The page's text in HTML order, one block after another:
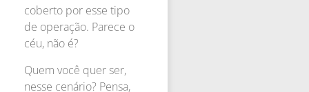
coberto por esse tipo
de operação. Parece o
céu, não é?
Quem você quer ser,
nesse cenário? Pensa,